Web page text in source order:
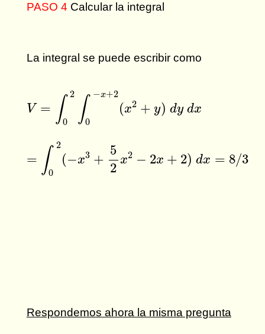
PASO 4 Calcular la integral
La integral se puede escribir como
V = ∫
2
0 ∫
−x+2
0
(x2 + y) dy dx
∫0− x+2(x2
= ∫
2
0
(−x3 +
5
2 x2 − 2x + 2) dx = 8/3
2(− 2
Respondemos ahora la misma pregunta